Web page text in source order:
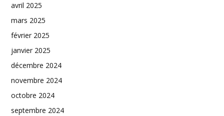
avril 2025
mars 2025
février 2025
janvier 2025
décembre 2024
novembre 2024
octobre 2024
septembre 2024